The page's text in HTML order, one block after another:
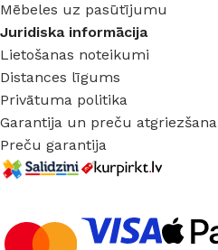
Mēbeles uz pasūtījumu
Juridiska informācija
Lietošanas noteikumi
Distances līgums
Privātuma politika
Garantija un preču atgriezšana
Preču garantija